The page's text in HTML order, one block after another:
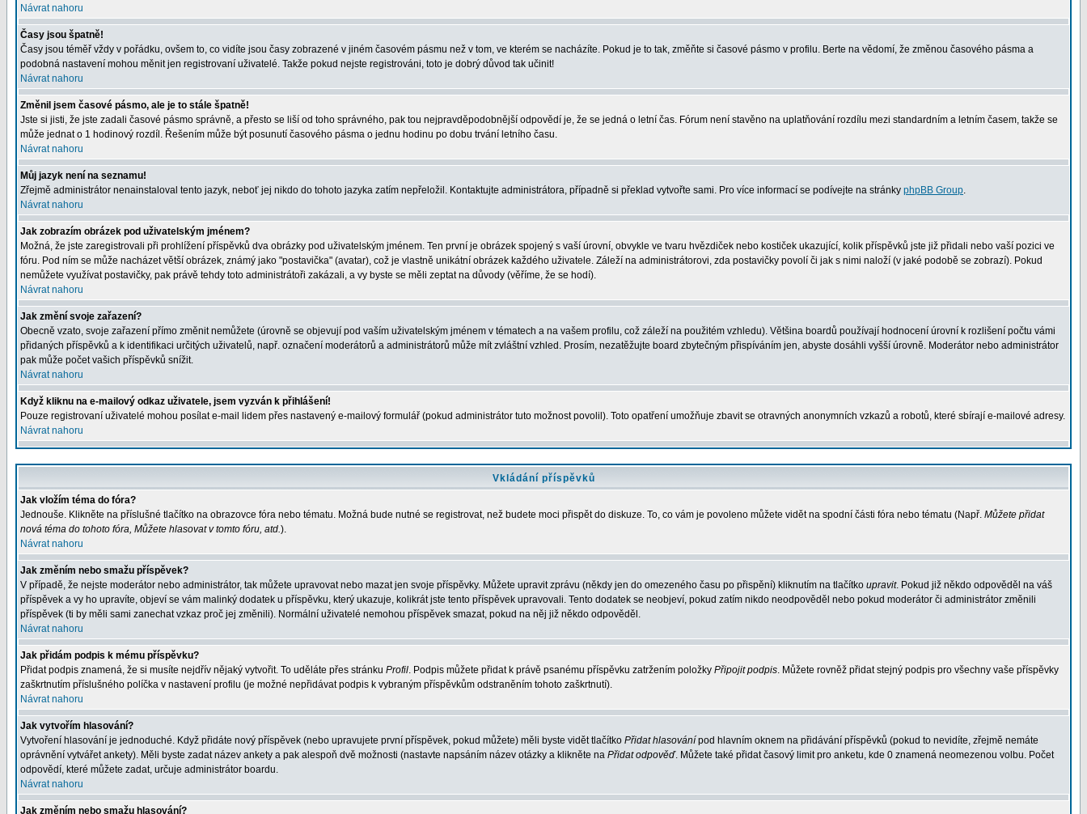
Návrat nahoru
Časy jsou špatně!
Časy jsou téměř vždy v pořádku, ovšem to, co vidíte jsou časy zobrazené v jiném časovém pásmu než v tom, ve kterém se nacházíte. Pokud je to tak, změňte si časové pásmo v profilu. Berte na vědomí, že změnou časového pásma a
podobná nastavení mohou měnit jen registrovaní uživatelé. Takže pokud nejste registrováni, toto je dobrý důvod tak učinit!
Návrat nahoru
Změnil jsem časové pásmo, ale je to stále špatně!
Jste si jisti, že jste zadali časové pásmo správně, a přesto se liší od toho správného, pak tou nejpravděpodobnější odpovědí je, že se jedná o letní čas. Fórum není stavěno na uplatňování rozdílu mezi standardním a letním časem, takže se
může jednat o 1 hodinový rozdíl. Řešením může být posunutí časového pásma o jednu hodinu po dobu trvání letního času.
Návrat nahoru
Můj jazyk není na seznamu!
Zřejmě administrátor nenainstaloval tento jazyk, neboť jej nikdo do tohoto jazyka zatím nepřeložil. Kontaktujte administrátora, případně si překlad vytvořte sami. Pro více informací se podívejte na stránky phpBB Group.
Návrat nahoru
Jak zobrazím obrázek pod uživatelským jménem?
Možná, že jste zaregistrovali při prohlížení příspěvků dva obrázky pod uživatelským jménem. Ten první je obrázek spojený s vaší úrovní, obvykle ve tvaru hvězdiček nebo kostiček ukazující, kolik příspěvků jste již přidali nebo vaší pozici ve
fóru. Pod ním se může nacházet větší obrázek, známý jako "postavička" (avatar), což je vlastně unikátní obrázek každého uživatele. Záleží na administrátorovi, zda postavičky povolí či jak s nimi naloží (v jaké podobě se zobrazí). Pokud
nemůžete využívat postavičky, pak právě tehdy toto administrátoři zakázali, a vy byste se měli zeptat na důvody (věříme, že se hodí).
Návrat nahoru
Jak změní svoje zařazení?
Obecně vzato, svoje zařazení přímo změnit nemůžete (úrovně se objevují pod vaším uživatelským jménem v tématech a na vašem profilu, což záleží na použitém vzhledu). Většina boardů používají hodnocení úrovní k rozlišení počtu vámi
přidaných příspěvků a k identifikaci určitých uživatelů, např. označení moderátorů a administrátorů může mít zvláštní vzhled. Prosím, nezatěžujte board zbytečným přispíváním jen, abyste dosáhli vyšší úrovně. Moderátor nebo administrátor
pak může počet vašich příspěvků snížit.
Návrat nahoru
Když kliknu na e-mailový odkaz uživatele, jsem vyzván k přihlášení!
Pouze registrovaní uživatelé mohou posílat e-mail lidem přes nastavený e-mailový formulář (pokud administrátor tuto možnost povolil). Toto opatření umožňuje zbavit se otravných anonymních vzkazů a robotů, které sbírají e-mailové adresy.
Návrat nahoru
Vkládání příspěvků
Jak vložím téma do fóra?
Jednouše. Klikněte na příslušné tlačítko na obrazovce fóra nebo tématu. Možná bude nutné se registrovat, než budete moci přispět do diskuze. To, co vám je povoleno můžete vidět na spodní části fóra nebo tématu (Např. Můžete přidat
nová téma do tohoto fóra, Můžete hlasovat v tomto fóru, atd.).
Návrat nahoru
Jak změním nebo smažu příspěvek?
V případě, že nejste moderátor nebo administrátor, tak můžete upravovat nebo mazat jen svoje příspěvky. Můžete upravit zprávu (někdy jen do omezeného času po přispění) kliknutím na tlačítko upravit. Pokud již někdo odpověděl na váš
příspěvek a vy ho upravíte, objeví se vám malinký dodatek u příspěvku, který ukazuje, kolikrát jste tento příspěvek upravovali. Tento dodatek se neobjeví, pokud zatím nikdo neodpověděl nebo pokud moderátor či administrátor změnili
příspěvek (ti by měli sami zanechat vzkaz proč jej změnili). Normální uživatelé nemohou příspěvek smazat, pokud na něj již někdo odpověděl.
Návrat nahoru
Jak přidám podpis k mému příspěvku?
Přidat podpis znamená, že si musíte nejdřív nějaký vytvořit. To uděláte přes stránku Profil. Podpis můžete přidat k právě psanému příspěvku zatržením položky Připojit podpis. Můžete rovněž přidat stejný podpis pro všechny vaše příspěvky
zaškrtnutím příslušného políčka v nastavení profilu (je možné nepřidávat podpis k vybraným příspěvkům odstraněním tohoto zaškrtnutí).
Návrat nahoru
Jak vytvořím hlasování?
Vytvoření hlasování je jednoduché. Když přidáte nový příspěvek (nebo upravujete první příspěvek, pokud můžete) měli byste vidět tlačítko Přidat hlasování pod hlavním oknem na přidávání příspěvků (pokud to nevidíte, zřejmě nemáte
oprávnění vytvářet ankety). Měli byste zadat název ankety a pak alespoň dvě možnosti (nastavte napsáním název otázky a klikněte na Přidat odpověď. Můžete také přidat časový limit pro anketu, kde 0 znamená neomezenou volbu. Počet
odpovědí, které můžete zadat, určuje administrátor boardu.
Návrat nahoru
Jak změním nebo smažu hlasování?